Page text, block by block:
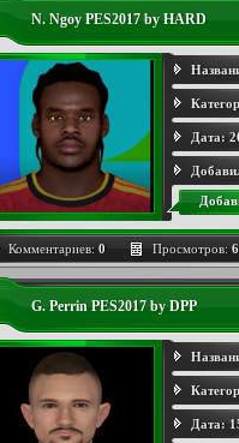
N. Ngoy PES2017 by HARD
Дата:
Комментариев: 0 Просмотров:
G. Perrin PES2017 by DPP
Дата: